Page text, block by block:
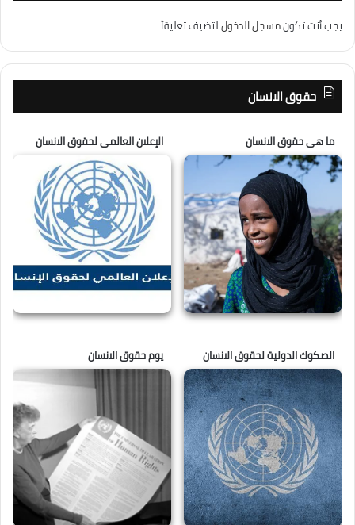
يجب أنت تكونمسجل الدخوللتضيف تعليقاً.
حقوق الانسان
ما هى حقوق الانسان الإعلان العالمى لحقوق الانسان
الصكوك الدولية لحقوق الانسان يوم حقوق الانسان